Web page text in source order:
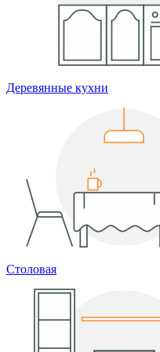
Деревянные кухни
Столовая